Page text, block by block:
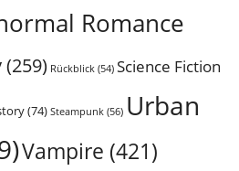
Romance
(259) Rückblick (54) Science Fiction
(74) Steampunk (56) Urban
Vampire (421)